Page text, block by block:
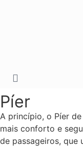
Píer
A princípio, o Píer
mais conforto e
de passageiros, que